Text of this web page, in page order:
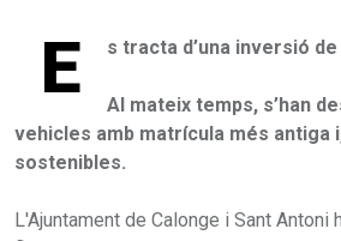
E s tracta d’una inversió de
Al mateix temps, s’han
vehicles amb matrícula més antiga
sostenibles.
L'Ajuntament de Calonge i Sant Antoni